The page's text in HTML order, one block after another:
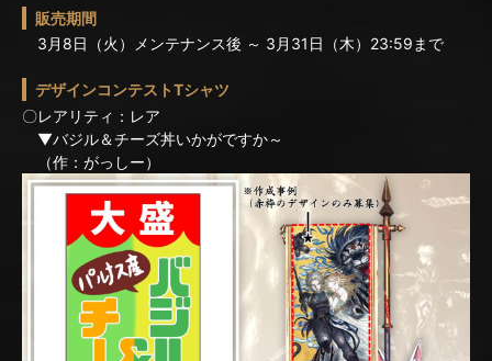
販売期間
3月8日（火）メンテナンス後 ～ 3月31日（木）23:59まで
デザインコンテストTシャツ
〇レアリティ：レア
▼バジル＆チーズ丼いかがですか～
（作：がっしー）